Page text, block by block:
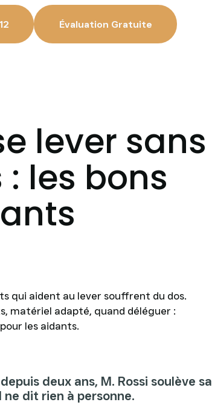
Évaluation Gratuite
lever sans
les bons
qui aident au lever souffrent du dos.
matériel adapté, quand déléguer :
les aidants.
deux ans, M. Rossi soulève sa
dit rien à personne.